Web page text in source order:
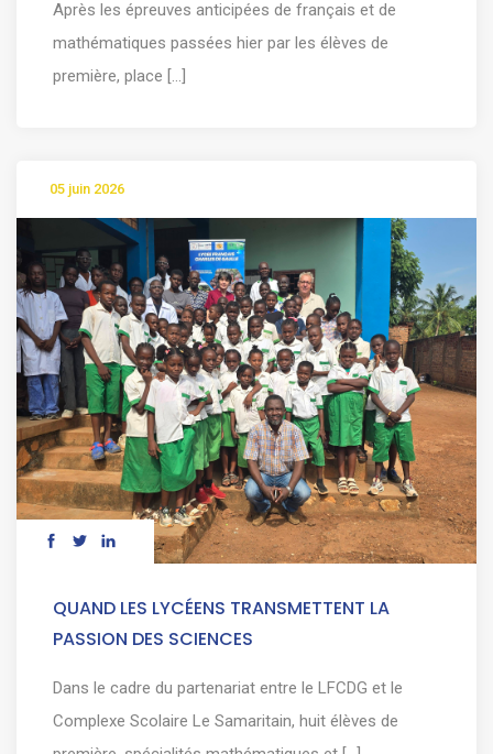
Après les épreuves anticipées de français et de
mathématiques passées hier par les élèves de
première, place [...]
05 juin 2026
QUAND LES LYCÉENS TRANSMETTENT LA
PASSION DES SCIENCES
Dans le cadre du partenariat entre le LFCDG et le
Complexe Scolaire Le Samaritain, huit élèves de